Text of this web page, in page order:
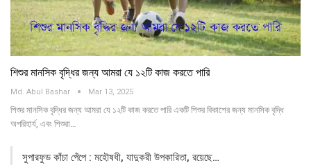
শিশুর মানসিক বৃদ্ধির জন্য আমরা যে ১২টি কাজ করতে পারি
Md. Abul Bashar Mar 13, 2025
শিশুর মানসিক বৃদ্ধির জন্য আমরা যে ১২টি কাজ করতে পারি একটি শিশুর বিকাশের জন্য মানসিক বৃদ্ধি
অপরিহার্য, এবং শিশুরা…
সুপারফুড কাঁচা পেঁপে : মহৌষধী, যাদুকরী উপকারিতা, রয়েছে…